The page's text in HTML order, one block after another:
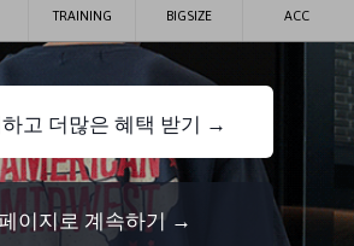
TRAINING BIGSIZE ACC
고 더많은 혜택 받기 →
이지로 계속하기 →